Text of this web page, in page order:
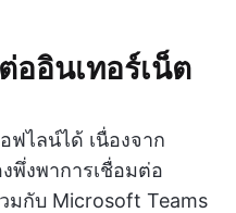
ออินเทอร์เน็ต
ไลน์ได้ เนื่องจาก
พึ่งพาการเชื่อมต่อ
มกับ Microsoft Teams